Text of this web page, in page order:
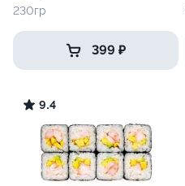
230гр
399 ₽
9.4